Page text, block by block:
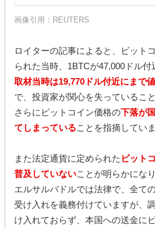
画像引用： REUTERS
ロイターの記事によると、ビット
られた当時、1BTCが47,000ドル付
取材当時は19,770ドル付近にまで
で、投資家が関心を失っていること
さらにビットコイン価格の下落が
てしまっていることを指摘していま
また法定通貨に定められた ビット
普及していないことが明らかになり
エルサルバドルでは法律で、全て
受け入れを義務付けていますが、
け入れておらず、本国への送金に